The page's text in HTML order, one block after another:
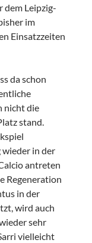
dem Leipzig-
im
Einsatzzeiten
da schon
nicht die
stand.
wieder in der
antreten
Regeneration
in der
wird auch
sehr
vielleicht